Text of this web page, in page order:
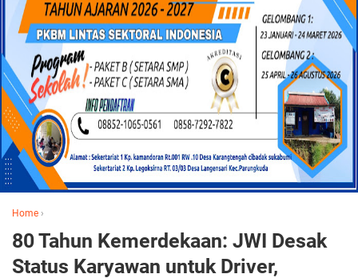
Home ›
80 Tahun Kemerdekaan: JWI Desak
Status Karyawan untuk Driver,